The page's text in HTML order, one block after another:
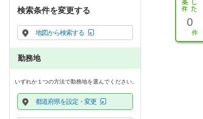
0
検索条件を変更する
地図から検索する
勤務地
いずれか１つの方法で勤務地を選んでください。
都道府県を設定・変更